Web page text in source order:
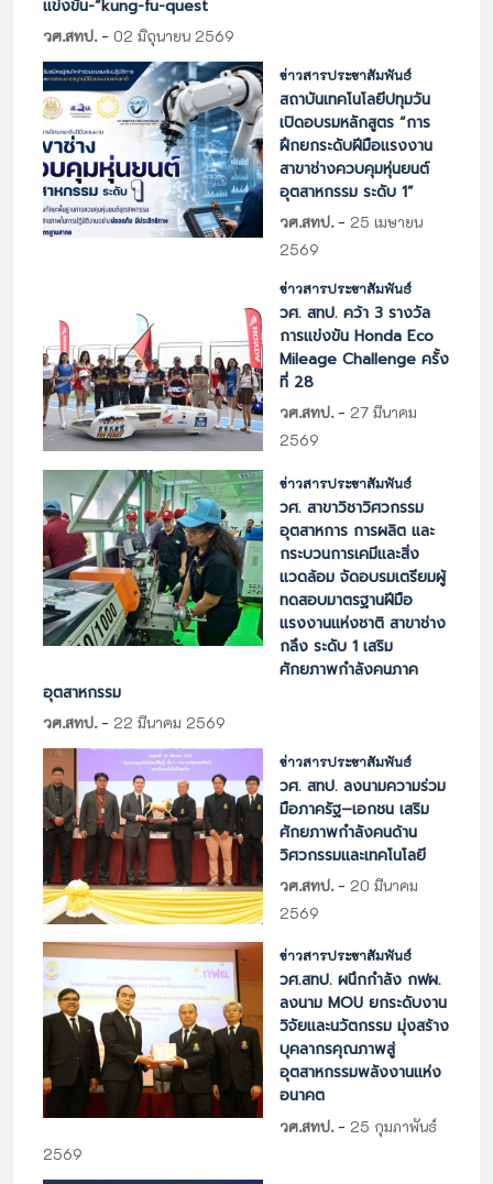
แข่งขัน-“kung-fu-quest
วศ.สทป.- 02 มิถุนายน 2569
ข่าวสารประชาสัมพันธ์
สถาบันเทคโนโลยีปทุมวัน
เปิดอบรมหลักสูตร “การ
ฝึกยกระดับฝีมือแรงงาน
สาขาช่างควบคุมหุ่นยนต์
อุตสาหกรรม ระดับ 1”
วศ.สทป.- 25 เมษายน
2569
ข่าวสารประชาสัมพันธ์
วศ. สทป. คว้า 3 รางวัล
การแข่งขัน Honda Eco
Mileage Challenge ครั้ง
ที่ 28
วศ.สทป.- 27 มีนาคม
2569
ข่าวสารประชาสัมพันธ์
วศ. สาขาวิชาวิศวกรรม
อุตสาหการ การผลิต และ
กระบวนการเคมีและสิ่ง
แวดล้อม จัดอบรมเตรียมผู้
ทดสอบมาตรฐานฝีมือ
แรงงานแห่งชาติ สาขาช่าง
กลึง ระดับ 1 เสริม
ศักยภาพกำลังคนภาค
อุตสาหกรรม
วศ.สทป.- 22 มีนาคม 2569
ข่าวสารประชาสัมพันธ์
วศ. สทป. ลงนามความร่วม
มือภาครัฐ–เอกชน เสริม
ศักยภาพกำลังคนด้าน
วิศวกรรมและเทคโนโลยี
วศ.สทป.- 20 มีนาคม
2569
ข่าวสารประชาสัมพันธ์
วศ.สทป. ผนึกกำลัง กฟผ.
ลงนาม MOU ยกระดับงาน
วิจัยและนวัตกรรม มุ่งสร้าง
บุคลากรคุณภาพสู่
อุตสาหกรรมพลังงานแห่ง
อนาคต
วศ.สทป.- 25 กุมภาพันธ์
2569